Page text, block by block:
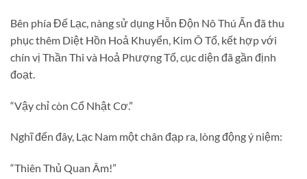
Bên phía Đế Lạc, nàng sử dụng Hỗn Độn Nô Thú Ấn đã thu
phục thêm Diệt Hồn Hoả Khuyển, Kim Ô Tổ, kết hợp với
chín vị Thần Thi và Hoả Phượng Tổ, cục diện đã gần định
đoạt.
“Vậy chỉ còn Cổ Nhật Cơ.”
Nghĩ đến đây, Lạc Nam một chân đạp ra, lòng động ý niệm:
“Thiên Thủ Quan Âm!”